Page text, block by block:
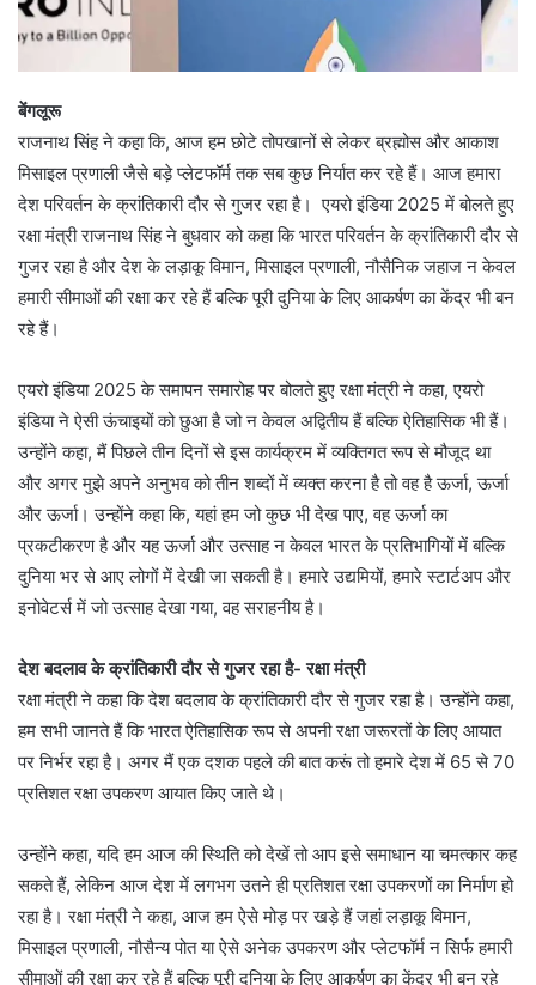
बेंगलूरू
राजनाथ सिंह ने कहा कि, आज हम छोटे तोपखानों से लेकर ब्रह्मोस और आकाश
मिसाइल प्रणाली जैसे बड़े प्लेटफॉर्म तक सब कुछ निर्यात कर रहे हैं। आज हमारा
देश परिवर्तन के क्रांतिकारी दौर से गुजर रहा है। एयरो इंडिया 2025 में बोलते हुए
रक्षा मंत्री राजनाथ सिंह ने बुधवार को कहा कि भारत परिवर्तन के क्रांतिकारी दौर से
गुजर रहा है और देश के लड़ाकू विमान, मिसाइल प्रणाली, नौसैनिक जहाज न केवल
हमारी सीमाओं की रक्षा कर रहे हैं बल्कि पूरी दुनिया के लिए आकर्षण का केंद्र भी बन
रहे हैं।
एयरो इंडिया 2025 के समापन समारोह पर बोलते हुए रक्षा मंत्री ने कहा, एयरो
इंडिया ने ऐसी ऊंचाइयों को छुआ है जो न केवल अद्वितीय हैं बल्कि ऐतिहासिक भी हैं।
उन्होंने कहा, मैं पिछले तीन दिनों से इस कार्यक्रम में व्यक्तिगत रूप से मौजूद था
और अगर मुझे अपने अनुभव को तीन शब्दों में व्यक्त करना है तो वह है ऊर्जा, ऊर्जा
और ऊर्जा। उन्होंने कहा कि, यहां हम जो कुछ भी देख पाए, वह ऊर्जा का
प्रकटीकरण है और यह ऊर्जा और उत्साह न केवल भारत के प्रतिभागियों में बल्कि
दुनिया भर से आए लोगों में देखी जा सकती है। हमारे उद्यमियों, हमारे स्टार्टअप और
इनोवेटर्स में जो उत्साह देखा गया, वह सराहनीय है।
देश बदलाव के क्रांतिकारी दौर से गुजर रहा है- रक्षा मंत्री
रक्षा मंत्री ने कहा कि देश बदलाव के क्रांतिकारी दौर से गुजर रहा है। उन्होंने कहा,
हम सभी जानते हैं कि भारत ऐतिहासिक रूप से अपनी रक्षा जरूरतों के लिए आयात
पर निर्भर रहा है। अगर मैं एक दशक पहले की बात करूं तो हमारे देश में 65 से 70
प्रतिशत रक्षा उपकरण आयात किए जाते थे।
उन्होंने कहा, यदि हम आज की स्थिति को देखें तो आप इसे समाधान या चमत्कार कह
सकते हैं, लेकिन आज देश में लगभग उतने ही प्रतिशत रक्षा उपकरणों का निर्माण हो
रहा है। रक्षा मंत्री ने कहा, आज हम ऐसे मोड़ पर खड़े हैं जहां लड़ाकू विमान,
मिसाइल प्रणाली, नौसैन्य पोत या ऐसे अनेक उपकरण और प्लेटफॉर्म न सिर्फ हमारी
सीमाओं की रक्षा कर रहे हैं बल्कि पूरी दुनिया के लिए आकर्षण का केंद्र भी बन रहे